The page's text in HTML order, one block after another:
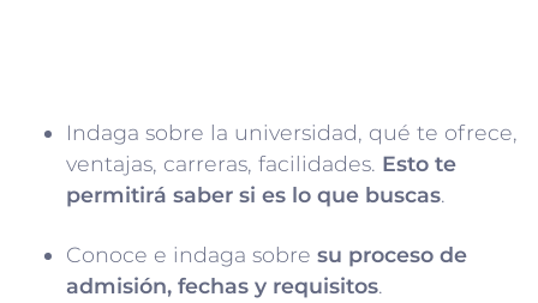
Indaga sobre la universidad, qué te ofrece,
ventajas, carreras, facilidades. Esto te
permitirá saber si es lo que buscas.
Conoce e indaga sobre su proceso de
admisión, fechas y requisitos.